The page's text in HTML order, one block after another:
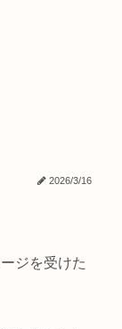
2026/3/16
ジを受けた